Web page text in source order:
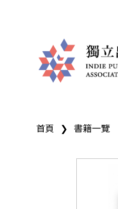
立
在
首頁 ❯ 書籍一覽